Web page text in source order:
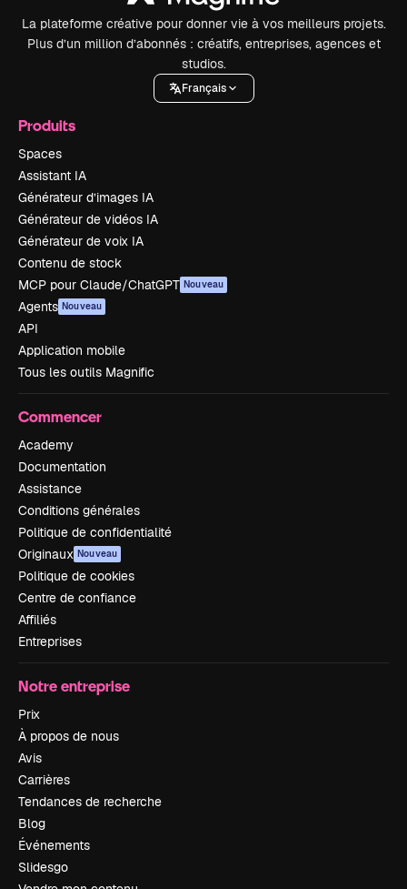
La plateforme créative pour donner vie à vos meilleurs projets.
Plus d’un million d’abonnés : créatifs, entreprises, agences et
studios.
Français
Produits
Spaces
Assistant IA
Générateur d’images IA
Générateur de vidéos IA
Générateur de voix IA
Contenu de stock
MCP pour Claude/ChatGPT Nouveau
Agents Nouveau
API
Application mobile
Tous les outils Magnific
Commencer
Academy
Documentation
Assistance
Conditions générales
Politique de confidentialité
Originaux Nouveau
Politique de cookies
Centre de confiance
Affiliés
Entreprises
Notre entreprise
Prix
À propos de nous
Avis
Carrières
Tendances de recherche
Blog
Événements
Slidesgo